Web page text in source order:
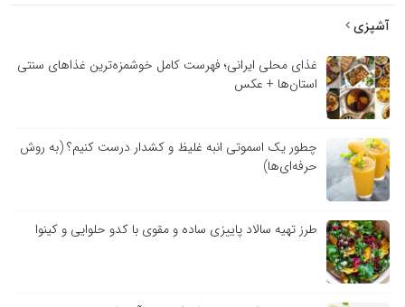
آشپزی
غذای محلی ایرانی؛ فهرست کامل خوشمزه‌ترین غذاهای سنتی
استان‌ها + عکس
چطور یک اسموتی انبه غلیظ و کشدار درست کنیم؟ (به روش
حرفه‌ای‌ها)
طرز تهیه سالاد پاییزی ساده و مقوی با کدو حلوایی و کینوا